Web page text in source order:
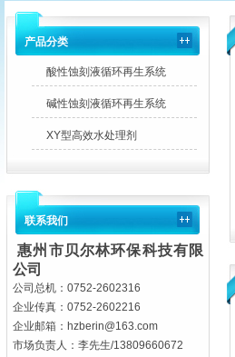
产品分类
酸性蚀刻液循环再生系统
碱性蚀刻液循环再生系统
XY型高效水处理剂
联系我们
惠州市贝尔林环保科技有限
公司
公司总机：0752-2602316
企业传真：0752-2602216
企业邮箱： hzberin@163.com
市场负责人：李先生/13809660672